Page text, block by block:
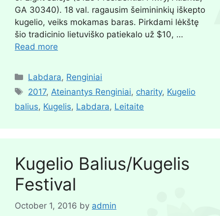
GA 30340). 18 val. ragausim šeimininkių iškepto
kugelio, veiks mokamas baras. Pirkdami lėkštę
šio tradicinio lietuviško patiekalo už $10, …
Read more
Labdara, Renginiai
2017, Ateinantys Renginiai, charity, Kugelio
balius, Kugelis, Labdara, Leitaite
Kugelio Balius/Kugelis
Festival
October 1, 2016 by admin